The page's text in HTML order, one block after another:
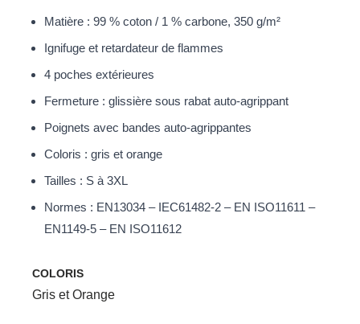
Matière : 99 % coton / 1 % carbone, 350 g/m²
Ignifuge et retardateur de flammes
4 poches extérieures
Fermeture : glissière sous rabat auto-agrippant
Poignets avec bandes auto-agrippantes
Coloris : gris et orange
Tailles : S à 3XL
Normes : EN13034 – IEC61482-2 – EN ISO11611 –
EN1149-5 – EN ISO11612
COLORIS
Gris et Orange